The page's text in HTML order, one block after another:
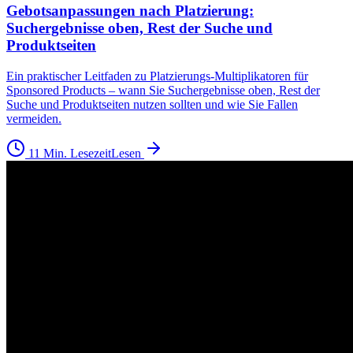
Gebotsanpassungen nach Platzierung:
Suchergebnisse oben, Rest der Suche und
Produktseiten
Ein praktischer Leitfaden zu Platzierungs-Multiplikatoren für
Sponsored Products – wann Sie Suchergebnisse oben, Rest der
Suche und Produktseiten nutzen sollten und wie Sie Fallen
vermeiden.
11 Min. LesezeitLesen